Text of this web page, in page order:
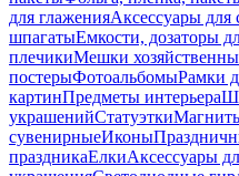
для глаженияАксессуары для
шпагатыЕмкости, дозаторы
плечикиМешки
постерыФотоальбомыРамки
картинПредметы интерьера
украшенийСтатуэтки
сувенирныеИконы
праздникаЕлкиАксессуары